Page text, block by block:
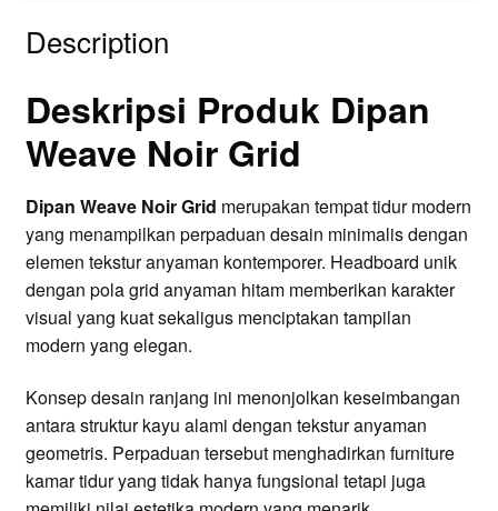
Description
Deskripsi Produk Dipan
Weave Noir Grid
Dipan Weave Noir Grid merupakan tempat tidur modern
yang menampilkan perpaduan desain minimalis dengan
elemen tekstur anyaman kontemporer. Headboard unik
dengan pola grid anyaman hitam memberikan karakter
visual yang kuat sekaligus menciptakan tampilan
modern yang elegan.
Konsep desain ranjang ini menonjolkan keseimbangan
antara struktur kayu alami dengan tekstur anyaman
geometris. Perpaduan tersebut menghadirkan furniture
kamar tidur yang tidak hanya fungsional tetapi juga